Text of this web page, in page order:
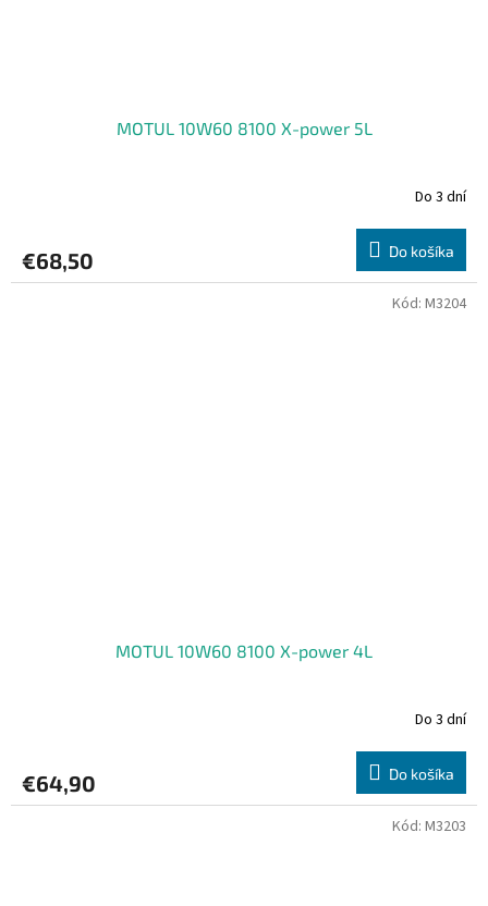
MOTUL 10W60 8100 X-power 5L
Do 3 dní
€68,50 Do košíka
MOTUL 10W60 8100 X-power 4L
Do 3 dní
€64,90 Do košíka
Kód: M3204
Kód: M3203